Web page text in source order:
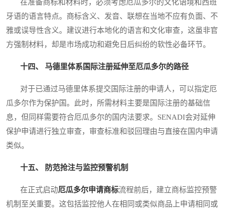
在准备商标和材料时，必须考虑厄瓜多尔的文化语境和西班
牙语的语言特点。商标含义、发音、联想在当地不应有负面、不
雅或误导性含义。建议进行本地化的语言和文化审查，这虽非官
方强制材料，却是市场成功和避免日后纠纷的软性必备环节。
十四、 马德里体系国际注册延伸至厄瓜多尔的路径
对于已通过马德里体系提交国际注册的申请人，可以指定厄
瓜多尔作为保护国。此时，所需材料主要是国际注册的基础信
息，但同样需要符合厄瓜多尔的国内法要求。SENADI会对延伸
保护申请进行独立审查，审查标准和驳回理由与直接在国内申请
类似。
十五、 防范抢注与监控预警机制
在正式启动厄瓜多尔申请商标流程前后，建立商标监控预警
机制至关重要。这包括监控他人在相同或类似商品上申请相同或